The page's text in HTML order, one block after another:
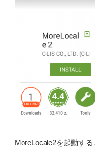
MoreLocale2を起動す